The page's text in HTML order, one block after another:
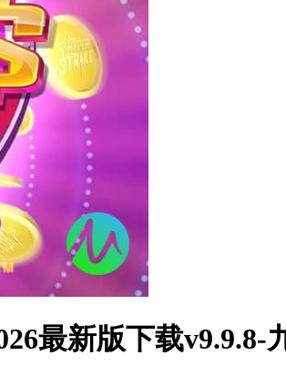
最新版下载v9.9.8-